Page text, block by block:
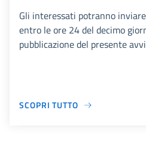
Gli interessati potranno
entro le ore 24 del decimo
pubblicazione del presente
SCOPRI TUTTO